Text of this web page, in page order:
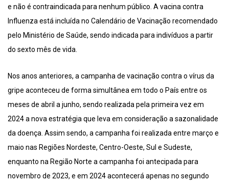
e não é contraindicada para nenhum público. A vacina contra
Influenza está incluída no Calendário de Vacinação recomendado
pelo Ministério de Saúde, sendo indicada para indivíduos a partir
do sexto mês de vida.
Nos anos anteriores, a campanha de vacinação contra o vírus da
gripe aconteceu de forma simultânea em todo o País entre os
meses de abril a junho, sendo realizada pela primeira vez em
2024 a nova estratégia que leva em consideração a sazonalidade
da doença. Assim sendo, a campanha foi realizada entre março e
maio nas Regiões Nordeste, Centro-Oeste, Sul e Sudeste,
enquanto na Região Norte a campanha foi antecipada para
novembro de 2023, e em 2024 acontecerá apenas no segundo